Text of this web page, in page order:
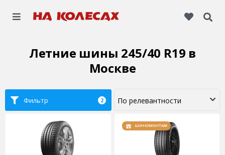
Летние шины 245/40 R19 в
Москве
Фильтр 2
ШИНОМОНТАЖ